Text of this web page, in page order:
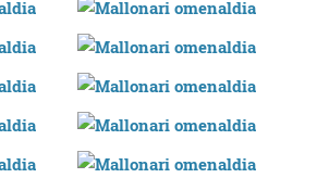
eta ezarri zure lehentasunak
unetan alda edo ken dezakezu